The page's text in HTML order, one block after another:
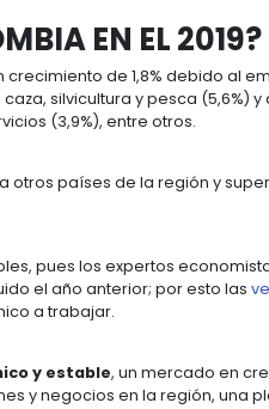
8 de las 12 ramas de
COLOMBIA
registró un
ganadería, caza,